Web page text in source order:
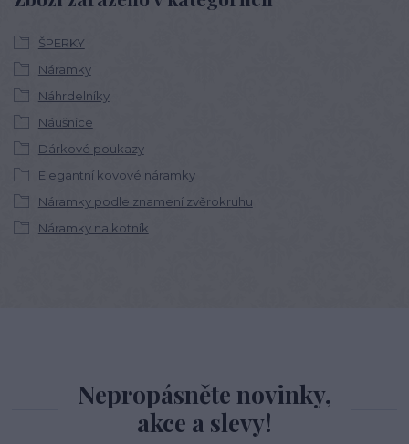
ŠPERKY
Náramky
Náhrdelníky
Náušnice
Dárkové poukazy
Elegantní kovové náramky
Náramky podle znamení zvěrokruhu
Náramky na kotník
Nepropásněte novinky,
akce a slevy!